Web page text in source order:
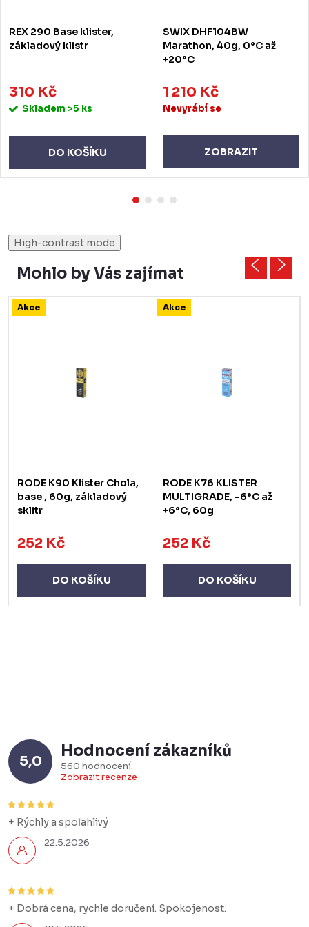
REX 290 Base klister,
základový klistr
310 Kč
Skladem >5 ks
DO KOŠÍKU
SWIX DHF104BW
Marathon, 40g, 0°C až
+20°C
1 210 Kč
Nevyrábí se
ZOBRAZIT
High-contrast mode
Mohlo by Vás zajímat
Akce
RODE K90 Klister Chola,
base , 60g, základový
sklitr
252 Kč
DO KOŠÍKU
Akce
RODE K76 KLISTER
MULTIGRADE, -6°C až
+6°C, 60g
252 Kč
DO KOŠÍKU
5,0
Hodnocení zákazníků
560 hodnocení
Zobrazit recenze
22.5.2026
+ Rýchly a spoľahlivý
+ Dobrá cena, rychle doručení. Spokojenost.